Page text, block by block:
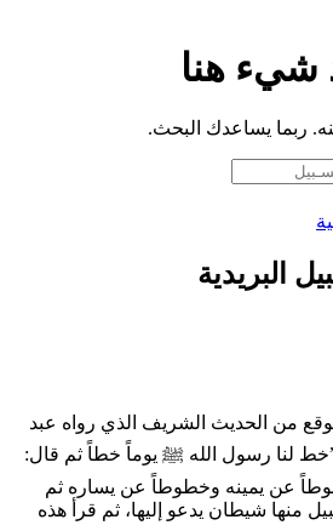
شيء هنا
ربما يساعدك البحث.
البريدية
من الحديث الشريف الذي رواه عبد
لنا رسول الله ﷺ يوماً خطاً ثم قال:
عن يمينه وخطوطاً عن يساره ثم
شيطان يدعو إليها، ثم قرأ هذه